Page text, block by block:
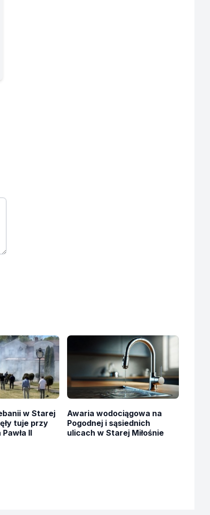
w Starej
tuje przy
II
Awaria wodociągowa na
Pogodnej i sąsiednich
ulicach w Starej Miłośnie